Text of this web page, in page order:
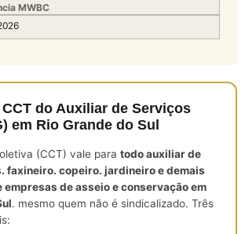
MWBC
CCT do Auxiliar de Serviços
em Rio Grande do Sul
(CCT) vale para todo auxiliar de
faxineiro. copeiro. jardineiro e demais
empresas de asseio e conservação em
. mesmo quem não é sindicalizado. Três